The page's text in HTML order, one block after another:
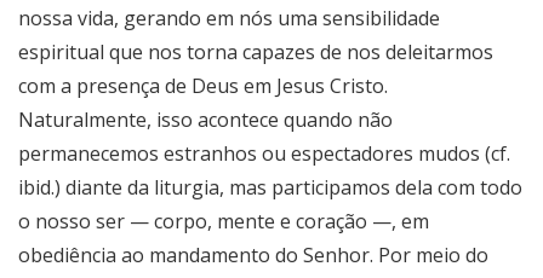
nossa vida, gerando em nós uma sensibilidade
espiritual que nos torna capazes de nos deleitarmos
com a presença de Deus em Jesus Cristo.
Naturalmente, isso acontece quando não
permanecemos estranhos ou espectadores mudos (cf.
ibid.) diante da liturgia, mas participamos dela com todo
o nosso ser — corpo, mente e coração —, em
obediência ao mandamento do Senhor. Por meio do